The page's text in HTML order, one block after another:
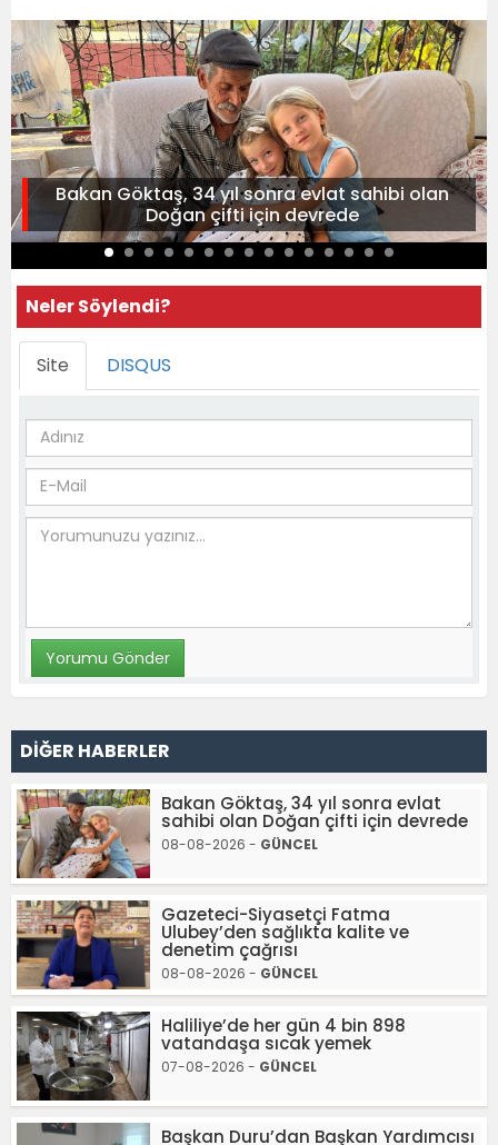
Bakan Göktaş, 34 yıl sonra evlat sahibi olan
Doğan çifti için devrede
Neler Söylendi?
Site DISQUS
DİĞER HABERLER
Bakan Göktaş, 34 yıl sonra evlat
sahibi olan Doğan çifti için devrede
08-08-2026 - GÜNCEL
Gazeteci-Siyasetçi Fatma
Ulubey’den sağlıkta kalite ve
denetim çağrısı
08-08-2026 - GÜNCEL
Haliliye’de her gün 4 bin 898
vatandaşa sıcak yemek
07-08-2026 - GÜNCEL
Başkan Duru’dan Başkan Yardımcısı